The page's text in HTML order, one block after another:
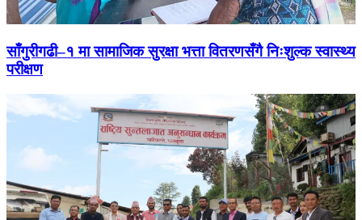
साँगुरीगढी–१ मा सामाजिक सुरक्षा भत्ता वितरणसँगै निःशुल्क स्वास्थ्य
परीक्षण